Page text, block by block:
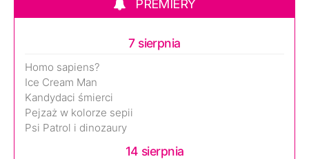
PREMIERY
7 sierpnia
Homo sapiens?
Ice Cream Man
Kandydaci śmierci
Pejzaż w kolorze sepii
Psi Patrol i dinozaury
14 sierpnia